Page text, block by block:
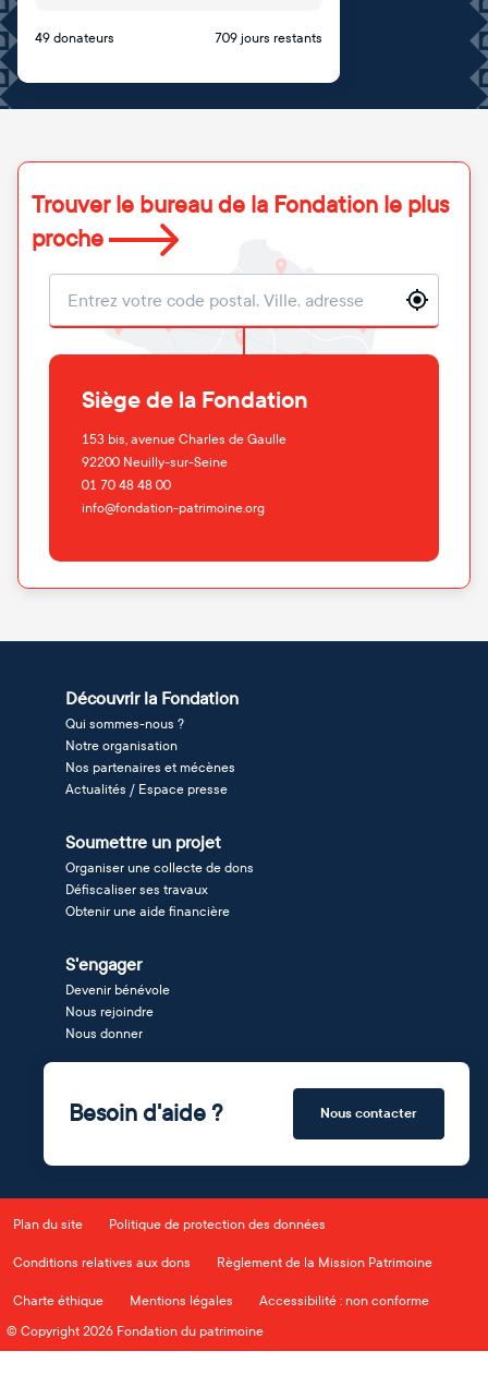
49 donateurs 709 jours restants
Trouver le bureau de la Fondation le plus
proche
Localisation
Siège de la Fondation
153 bis, avenue Charles de Gaulle
92200 Neuilly-sur-Seine
01 70 48 48 00
info@fondation-patrimoine.org
Découvrir la Fondation
Qui sommes-nous ?
Notre organisation
Nos partenaires et mécènes
Actualités / Espace presse
Soumettre un projet
Organiser une collecte de dons
Défiscaliser ses travaux
Obtenir une aide financière
S'engager
Devenir bénévole
Nous rejoindre
Nous donner
Besoin d'aide ? Nous contacter
Plan du site Politique de protection des données
Conditions relatives aux dons Règlement de la Mission Patrimoine
Charte éthique Mentions légales
Accessibilité : non conforme
© Copyright 2026 Fondation du patrimoine